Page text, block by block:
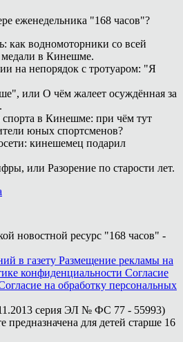
еженедельника "168 часов"?
как водномоторники со всей
медали в Кинешме.
на непорядок с тротуаром: "Я
или О чём жалеет осуждённая за
в Кинешме: при чём тут
юных спортсменов?
кинешемец подарил
или Разорение по старости лет.
новостной ресурс "168 часов" -
в газету Размещение рекламы на
конфиденциальности Согласие
на обработку персональных
серия ЭЛ № ФС 77 - 55993)
для детей старше 16